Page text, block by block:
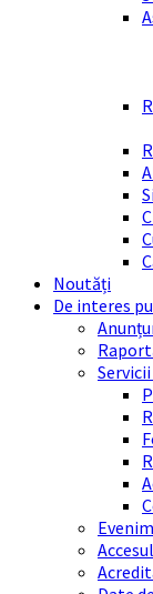
Noutăți
De interes